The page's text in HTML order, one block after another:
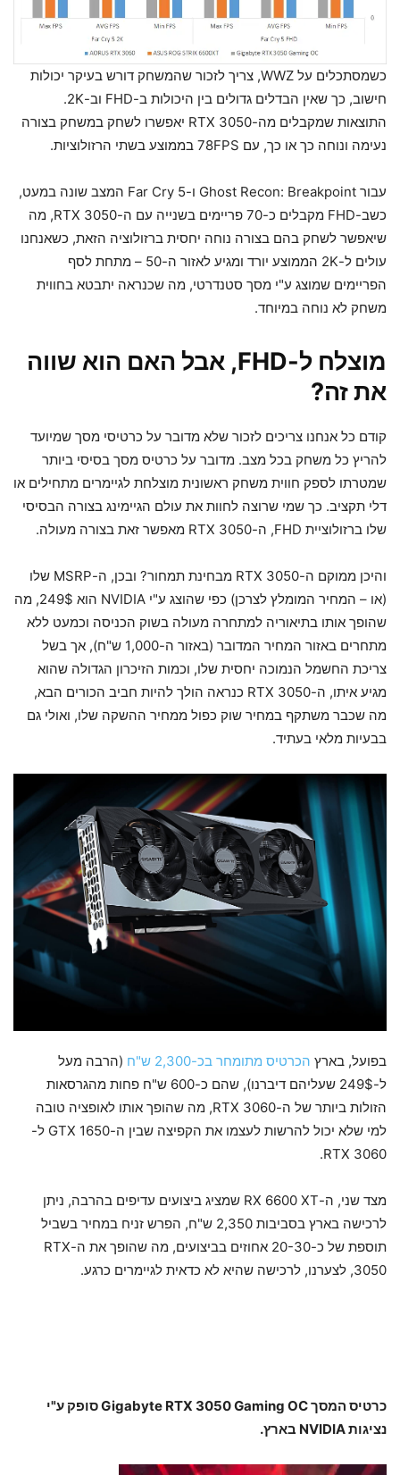
כשמסתכלים על WWZ, צריך לזכור שהמשחק דורש בעיקר יכולות
חישוב, כך שאין הבדלים גדולים בין היכולות ב-FHD וב-2K.
התוצאות שמקבלים מה-RTX 3050 יאפשרו לשחק במשחק בצורה
נעימה ונוחה כך או כך, עם 78FPS בממוצע בשתי הרזולוציות.
עבור Ghost Recon: Breakpoint ו-Far Cry 5 המצב שונה במעט,
כשב-FHD מקבלים כ-70 פריימים בשנייה עם ה-RTX 3050, מה
שיאפשר לשחק בהם בצורה נוחה יחסית ברזולוציה הזאת, כשאנחנו
עולים ל-2K הממוצע יורד ומגיע לאזור ה-50 – מתחת לסף
הפריימים שמוצג ע"י מסך סטנדרטי, מה שכנראה יתבטא בחווית
משחק לא נוחה במיוחד.
מוצלח ל-FHD, אבל האם הוא שווה
את זה?
קודם כל אנחנו צריכים לזכור שלא מדובר על כרטיסי מסך שמיועד
להריץ כל משחק בכל מצב. מדובר על כרטיס מסך בסיסי ביותר
שמטרתו לספק חווית משחק ראשונית מוצלחת לגיימרים מתחילים או
דלי תקציב. כך שמי שרוצה לחוות את עולם הגיימינג בצורה הבסיסי
שלו ברזולוציית FHD, ה-RTX 3050 מאפשר זאת בצורה מעולה.
והיכן ממוקם ה-RTX 3050 מבחינת תמחור? ובכן, ה-MSRP שלו
(או – המחיר המומלץ לצרכן) כפי שהוצג ע"י NVIDIA הוא 249$, מה
שהופך אותו בתיאוריה למתחרה מעולה בשוק הכניסה וכמעט ללא
מתחרים באזור המחיר המדובר (באזור ה-1,000 ש"ח), אך בשל
צריכת החשמל הנמוכה יחסית שלו, וכמות הזיכרון הגדולה שהוא
מגיע איתו, ה-RTX 3050 כנראה הולך להיות חביב הכורים הבא,
מה שכבר משתקף במחיר שוק כפול ממחיר ההשקה שלו, ואולי גם
בבעיות מלאי בעתיד.
בפועל, בארץ הכרטיס מתומחר בכ-2,300 ש"ח
(הרבה מעל
ל-249$ שעליהם דיברנו), שהם כ-600 ש"ח פחות מהגרסאות
הזולות ביותר של ה-RTX 3060, מה שהופך אותו לאופציה טובה
למי שלא יכול להרשות לעצמו את הקפיצה שבין ה-GTX 1650 ל-
RTX 3060.
מצד שני, ה-RX 6600 XT שמציג ביצועים עדיפים בהרבה, ניתן
לרכישה בארץ בסביבות 2,350 ש"ח, הפרש זניח במחיר בשביל
תוספת של כ-20-30 אחוזים בביצועים, מה שהופך את ה-RTX
3050, לצערנו, לרכישה שהיא לא כדאית לגיימרים כרגע.
כרטיס המסך Gigabyte RTX 3050 Gaming OC סופק ע"י
נציגות NVIDIA בארץ.